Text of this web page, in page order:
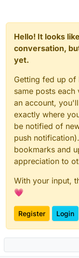
Hello! It looks
conversation,
yet.
Getting fed up of
same posts
an account,
exactly where
be notified of
push
bookmarks and
appreciation to
With your input,
💗
Register Login